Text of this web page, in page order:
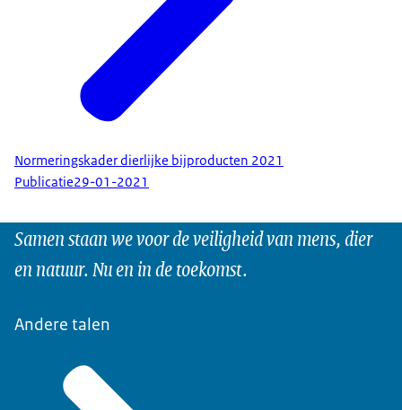
Normeringskader dierlijke bijproducten 2021
Publicatie29-01-2021
Samen staan we voor de veiligheid van mens, dier
en natuur. Nu en in de toekomst.
Andere talen